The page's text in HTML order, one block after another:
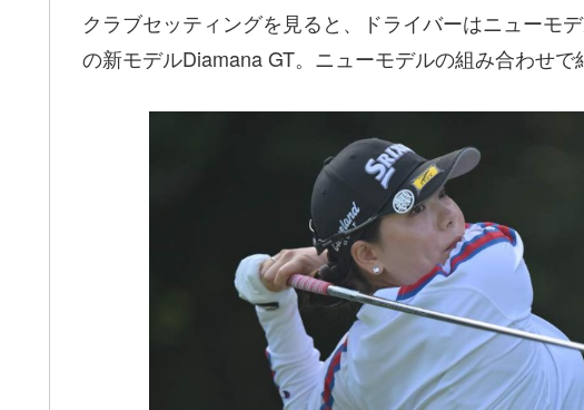
クラブセッティングを見ると、ドライバーはニューモ
の新モデルDiamana GT。ニューモデルの組み合わせで